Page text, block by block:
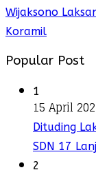
Wijaksono
Koramil
Popular Post
1
15 April
Dituding
SDN 17
2